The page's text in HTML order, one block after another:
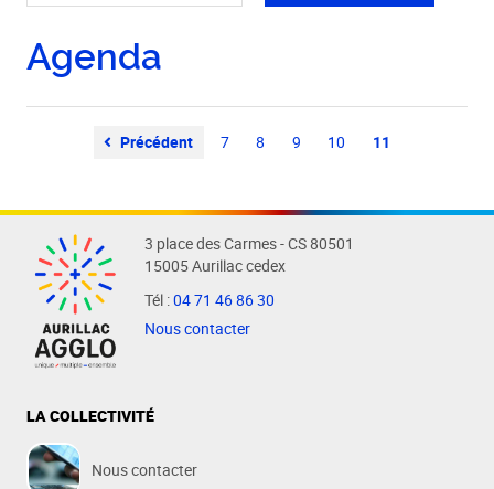
Agenda
Précédent 7 8 9 10 11
3 place des Carmes - CS 80501
15005 Aurillac cedex
Tél :04 71 46 86 30
Nous contacter
LA COLLECTIVITÉ
Nous contacter